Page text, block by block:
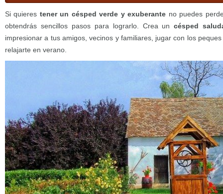
Si quieres tener un césped verde y exuberante no puedes
obtendrás sencillos pasos para lograrlo. Crea uncésped
impresionar a tus amigos, vecinos y familiares, jugar con los
relajarte en verano.